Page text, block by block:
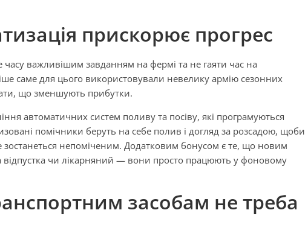
прискорює прогрес
важливішим завданням на фермі та не гаяти час на
саме для цього використовували невелику армію сезонних
що зменшують прибутки.
автоматичних систем поливу та посіву, які програмуються
помічники беруть на себе полив і догляд за розсадою, щоби
зостанеться непоміченим. Додатковим бонусом є те, що новим
чи лікарняний — вони просто працюють у фоновому
засобам не треба